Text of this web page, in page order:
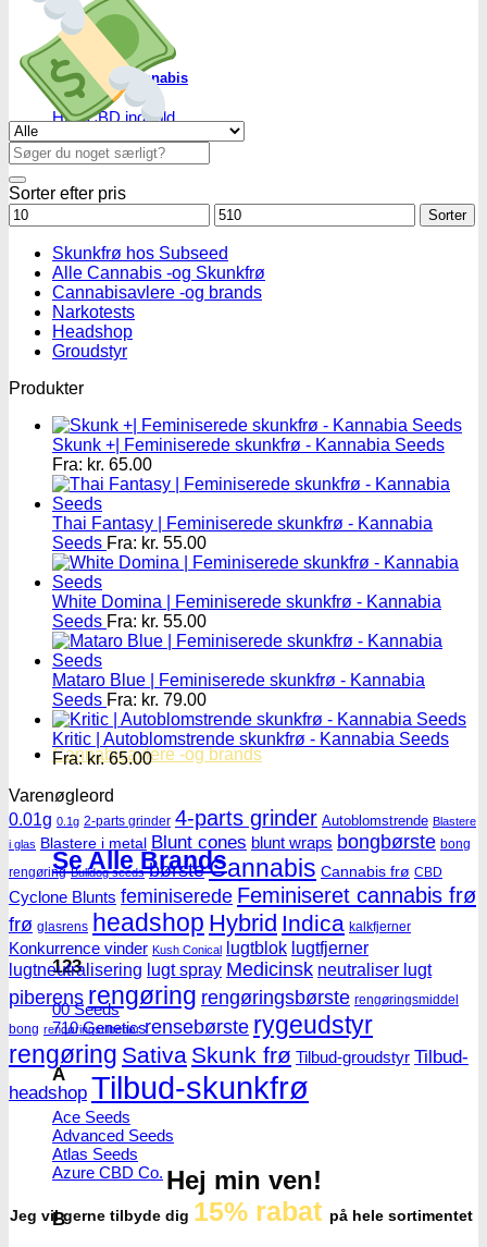
Medicinsk Cannabis
Højt CBD indhold
Billige CBD frø
Cannabisavlere -og brands
Se Alle Brands
123
00 Seeds
710 Genetics
A
Ace Seeds
Advanced Seeds
Atlas Seeds
Azure CBD Co.
B
Se alle tilbud her
Søg
efter:
Sorter efter pris
Mindstepris
Maks.
pris
Sorter
Skunkfrø hos Subseed
Alle Cannabis -og Skunkfrø
Cannabisavlere -og brands
Narkotests
Headshop
Groudstyr
Produkter
Skunk +| Feminiserede skunkfrø - Kannabia Seeds
Fra: kr. 65.00
Thai Fantasy | Feminiserede skunkfrø - Kannabia
Seeds Fra: kr. 55.00
White Domina | Feminiserede skunkfrø - Kannabia
Seeds Fra: kr. 55.00
Mataro Blue | Feminiserede skunkfrø - Kannabia
Seeds Fra: kr. 79.00
Kritic | Autoblomstrende skunkfrø - Kannabia Seeds
Fra:kr.65.00
Varenøgleord
0.01g 0.1g 2-parts grinder 4-parts grinder Autoblomstrende Blastere
i glas Blastere i metal Blunt cones blunt wraps bongbørste bong
rengøring Bulldog seeds børste Cannabis Cannabis frø CBD
Cyclone Blunts feminiserede Feminiseret cannabis frø
frø glasrens headshop Hybrid Indica kalkfjerner
Konkurrence vinder Kush Conical lugtblok lugtfjerner
lugtneutralisering lugt spray Medicinsk neutraliser lugt
piberens rengøring rengøringsbørste rengøringsmiddel
bong rengøringstilbehør rensebørste rygeudstyr
rengøring Sativa Skunk frø Tilbud-groudstyr Tilbud-
headshop Tilbud-skunkfrø
Hej min ven!
Jeg vil gerne tilbyde dig 15% rabat på hele sortimentet